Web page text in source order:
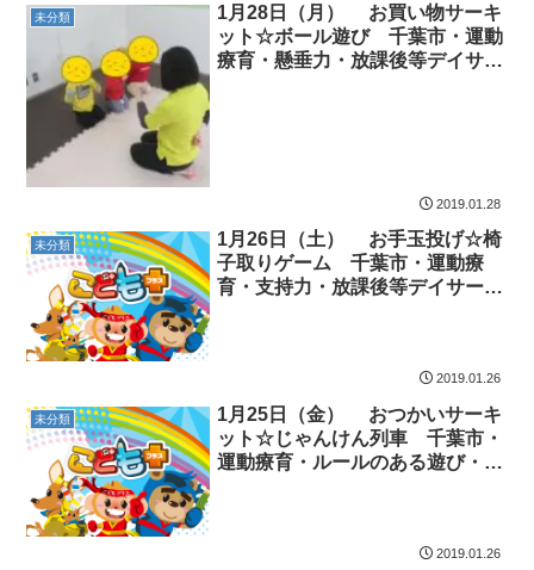
未分類
1月28日（月） お買い物サーキ
ット☆ボール遊び 千葉市・運動
療育・懸垂力・放課後等デイサー
2019.01.28
未分類
1月26日（土） お手玉投げ☆椅
子取りゲーム 千葉市・運動療
育・支持力・放課後等デイサービ
2019.01.26
未分類
1月25日（金） おつかいサーキ
ット☆じゃんけん列車 千葉市・
運動療育・ルールのある遊び・放
2019.01.26